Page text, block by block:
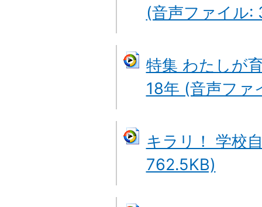
(音声ファイル:
特集 わたしが
18年 (音声ファ
キラリ！ 学校
762.5KB)